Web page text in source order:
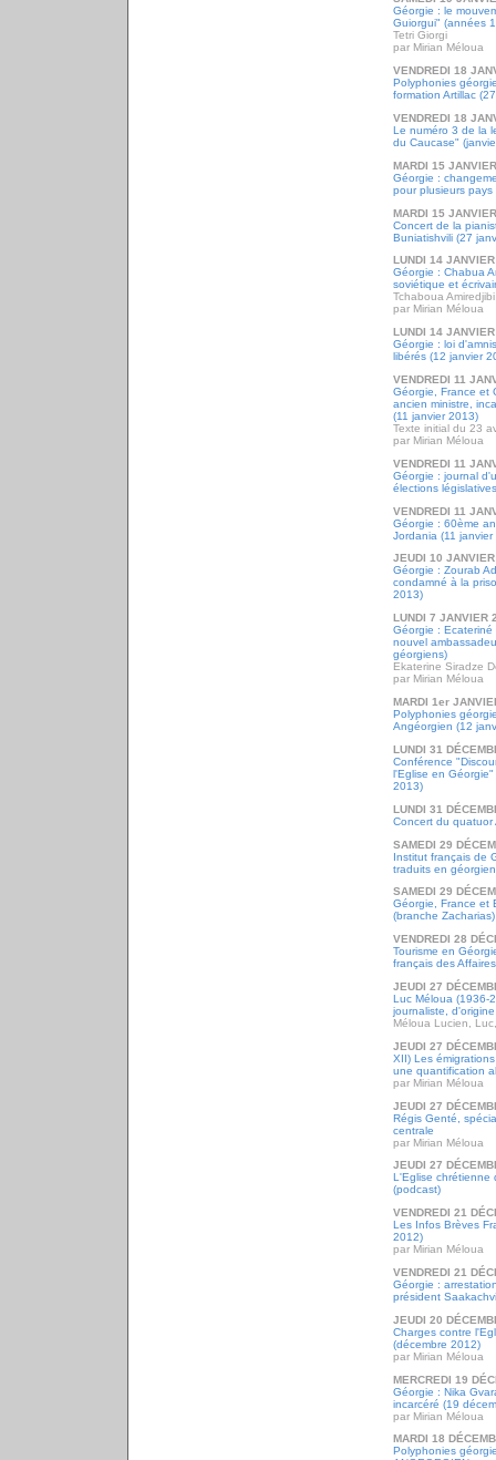
Géorgie : le
Guiorgui" (années
Tetri Giorgi
par Mirian Méloua
VENDREDI 18
Polyphonies
formation Artillac
VENDREDI 18
Le numéro 3 de la
du Caucase"
MARDI 15
Géorgie :
pour plusieurs pays
MARDI 15
Concert de la
Buniatishvili (27
LUNDI 14
Géorgie : Chabua
soviétique et
Tchaboua Amiredjibi
par Mirian Méloua
LUNDI 14
Géorgie : loi
libérés (12 janvier
VENDREDI 11
Géorgie, France et
ancien ministre,
(11 janvier 2013)
Texte initial du 23
par Mirian Méloua
VENDREDI 11
Géorgie : journal
élections
VENDREDI 11
Géorgie : 60ème
Jordania (11 janvier
JEUDI 10
Géorgie : Zourab
condamné à la
2013)
LUNDI 7 JANVIER
Géorgie : Ecateriné
nouvel
géorgiens)
Ekaterine Siradze
par Mirian Méloua
MARDI 1er
Polyphonies
Angéorgien (12
LUNDI 31
Conférence
l'Eglise en
2013)
LUNDI 31
Concert du quatuor
SAMEDI 29
Institut français de
traduits en
SAMEDI 29
Géorgie, France et
(branche Zacharias)
VENDREDI 28
Tourisme en
français des
JEUDI 27
Luc Méloua (1936-
journaliste,
Méloua Lucien,
JEUDI 27
XII) Les
une quantification
par Mirian Méloua
JEUDI 27
Régis Genté,
centrale
par Mirian Méloua
JEUDI 27
L'Eglise chrétienne
(podcast)
VENDREDI 21
Les Infos Brèves
2012)
par Mirian Méloua
VENDREDI 21
Géorgie :
président
JEUDI 20
Charges contre
(décembre 2012)
par Mirian Méloua
MERCREDI 19
Géorgie : Nika
incarcéré (19
par Mirian Méloua
MARDI 18
Polyphonies